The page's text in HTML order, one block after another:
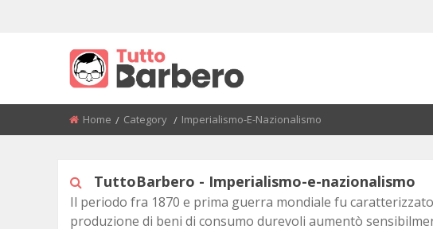
NEL SECOLO BREVE
PREISTORIA
ETÀ DELLA PIETRA
ETÀ DEL RAME
ETÀ DEL FERRO
SUMERI-ASSIRI-BABILONESI
EGIZI
VALLE DELL'INDO
ETÀ MEDIEVALE
ALTO MEDIOEVO
BASSO MEDIOEVO
L'EUROPA NEL PRIMO PERIODO
AMERICA, AUSTRALIA E AFRICA
DOPO L'ARRIVO DEGLI EUROPEI
RESTAURAZIONE E MOTI
IMPERIALISMO E NAZIONALISMO
PRIMA GUERRA MONDIALE
TIMELINE
PRIVACY
SITE
ALESSANDRO BARBERO
Home Category Current:
Imperialismo-E-Nazionalismo
TuttoBarbero - Imperialismo-e-nazionalismo
Il periodo fra 1870 e prima guerra mondiale fu
produzione di beni di consumo durevoli aumentò